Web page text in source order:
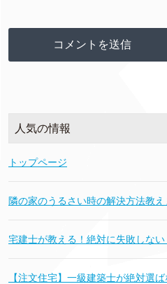
人気の情報
トップページ
隣の家のうるさい時の解決方法教え
宅建士が教える！絶対に失敗しな
【注文住宅】一級建築士が絶対選